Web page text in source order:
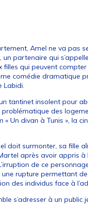
Amel ne va pas
partenaire qui
qui peuvent compter
comédie dramatique
Labidi.
tantinet insolent pour
problématique des
« Un divan à Tunis », la
doit surmonter, sa fille
après avoir appris à
de ce
rupture permettant
des individus face à
s’adresser à un public